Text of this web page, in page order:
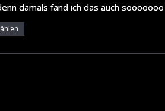
damals fand ich das auch